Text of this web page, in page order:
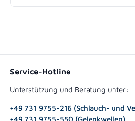
Service-Hotline
Unterstützung und Beratung unter:
+49 731 9755-216 (Schlauch- und
+49 731 9755-550 (Gelenkwellen)